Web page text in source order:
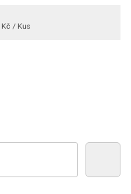
Kč / Kus